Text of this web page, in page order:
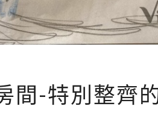
繪
間-特別整齊